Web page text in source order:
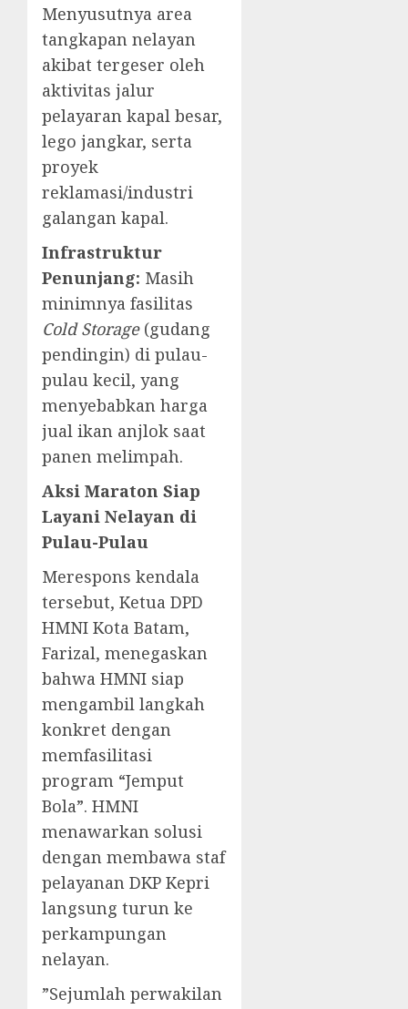
Menyusutnya area
tangkapan nelayan
akibat tergeser oleh
aktivitas jalur
pelayaran kapal besar,
lego jangkar, serta
proyek
reklamasi/industri
galangan kapal.
Infrastruktur
Penunjang: Masih
minimnya fasilitas
Cold Storage(gudang
pendingin) di pulau-
pulau kecil, yang
menyebabkan harga
jual ikan anjlok saat
panen melimpah.
Aksi Maraton Siap
Layani Nelayan di
Pulau-Pulau
​Merespons kendala
tersebut, Ketua DPD
HMNI Kota Batam,
Farizal, menegaskan
bahwa HMNI siap
mengambil langkah
konkret dengan
memfasilitasi
program “Jemput
Bola”. HMNI
menawarkan solusi
dengan membawa staf
pelayanan DKP Kepri
langsung turun ke
perkampungan
nelayan.
​”Sejumlah perwakilan